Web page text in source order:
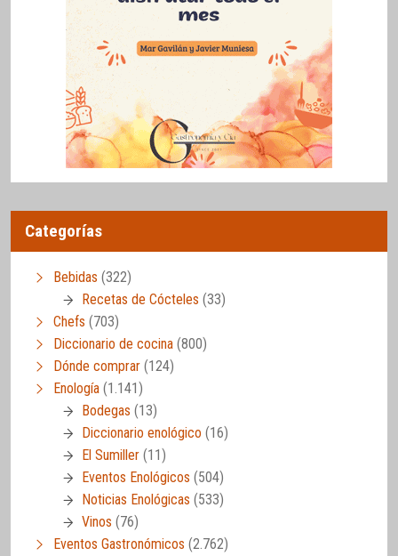
Categorías
Bebidas (322)
Recetas de Cócteles (33)
Chefs (703)
Diccionario de cocina (800)
Dónde comprar (124)
Enología (1.141)
Bodegas (13)
Diccionario enológico (16)
El Sumiller (11)
Eventos Enológicos (504)
Noticias Enológicas (533)
Vinos (76)
Eventos Gastronómicos (2.762)